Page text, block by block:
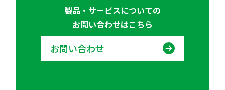
製品・サービスについての
お問い合わせはこちら
お問い合わせ